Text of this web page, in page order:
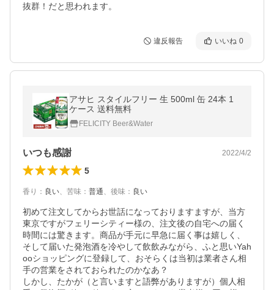
抜群！だと思われます。
違反報告 いいね 0
アサヒ スタイルフリー 生 500ml 缶 24本 1
ケース 送料無料
FELICITY Beer&Water
いつも感謝 2022/4/2
5
香り ： 良い、 苦味 ： 普通、 後味 ： 良い
初めて注文してからお世話になっておりますますが、当方
東京ですがフェリーシティー様の、注文後の自宅への届く
時間には驚きます。商品が手元に早急に届く事は嬉しく、
そして届いた発泡酒を冷やして飲飲みながら、ふと思いYah
ooショッピングに登録して、おそらくは当初は業者さん相
手の営業をされておられたのかなあ？
しかし、たかが（と言いますと語弊がありますが）個人相